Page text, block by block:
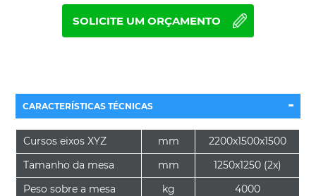
SOLICITE UM ORÇAMENTO
CARACTERÍSTICAS TÉCNICAS -
Cursos eixos XYZ mm
2200x1500x1500
Tamanho da mesa
mm
1250x1250 (2x)
Peso sobre a mesa
kg
4000